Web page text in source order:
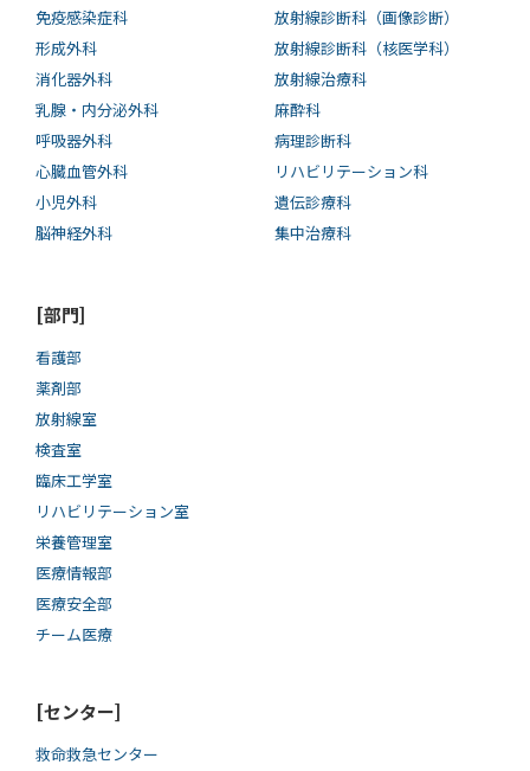
免疫感染症科
形成外科
消化器外科
乳腺・内分泌外科
呼吸器外科
心臓血管外科
小児外科
脳神経外科
放射線診断科（画像診断）
放射線診断科（核医学科）
放射線治療科
麻酔科
病理診断科
リハビリテーション科
遺伝診療科
集中治療科
[部門]
看護部
薬剤部
放射線室
検査室
臨床工学室
リハビリテーション室
栄養管理室
医療情報部
医療安全部
チーム医療
[センター]
救命救急センター